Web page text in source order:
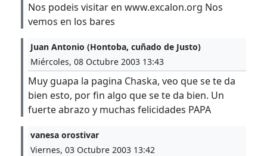
Nos podeis visitar en www.excalon.org Nos
vemos en los bares
Juan Antonio (Hontoba, cuñado de Justo)
Miércoles, 08 Octubre 2003 13:43
Muy guapa la pagina Chaska, veo que se te da
bien esto, por fin algo que se te da bien. Un
fuerte abrazo y muchas felicidades PAPA
vanesa orostivar
Viernes, 03 Octubre 2003 13:42